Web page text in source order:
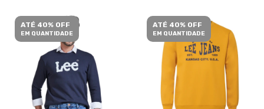
ATÉ 40% OFF
EM QUANTIDADE
ATÉ 40% OFF
EM QUANTIDADE